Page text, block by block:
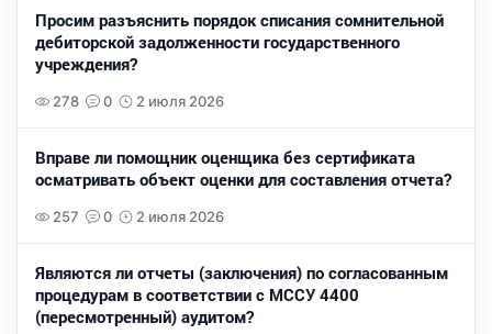
Просим разъяснить порядок списания сомнительной
дебиторской задолженности государственного
учреждения?
278 0 2 июля 2026
Вправе ли помощник оценщика без сертификата
осматривать объект оценки для составления отчета?
257 0 2 июля 2026
Являются ли отчеты (заключения) по согласованным
процедурам в соответствии с МССУ 4400
(пересмотренный) аудитом?